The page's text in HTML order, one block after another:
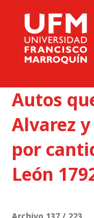
Autos
Alvarez
por
León